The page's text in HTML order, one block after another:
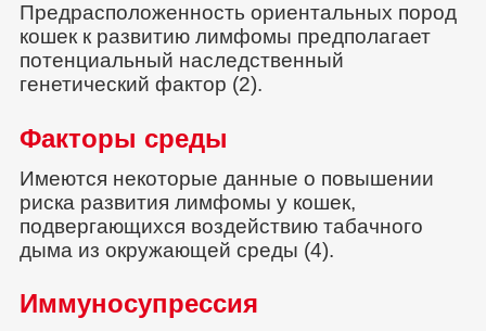
Предрасположенность ориентальных пород
кошек к развитию лимфомы предполагает
потенциальный наследственный
генетический фактор (2).
Факторы среды
Имеются некоторые данные о повышении
риска развития лимфомы у кошек,
подвергающихся воздействию табачного
дыма из окружающей среды (4).
Иммуносупрессия